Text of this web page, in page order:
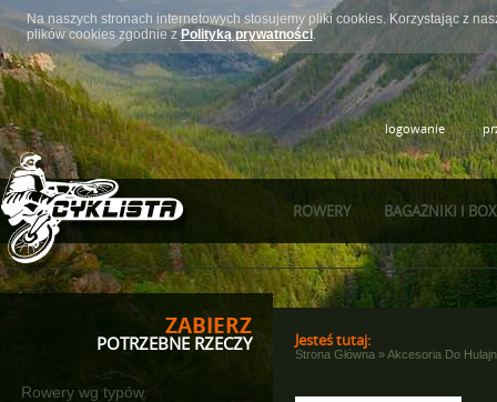
Na naszych stronach internetowych stosujemy pliki cookies. Korzystając z
plików cookies zgodnie zPolityką prywatności.
logowanie
BAGAŻNIKI I
ROWERY
ZABIERZ
POTRZEBNE RZECZY
Rowery wg typów
Jesteś tutaj:
Strona Główna »Akcesoria Do